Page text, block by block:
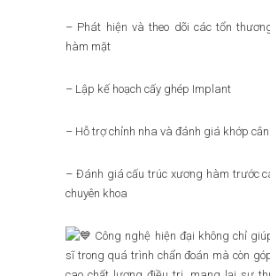
– Phát hiện và theo dõi các tổn
hàm mặt
– Lập kế hoạch cấy ghép Implant
– Hỗ trợ chỉnh nha và đánh giá khớp cắn
– Đánh giá cấu trúc xương hàm trước
chuyên khoa
Công nghệ hiện đại không chỉ
sĩ trong quá trình chẩn đoán mà còn